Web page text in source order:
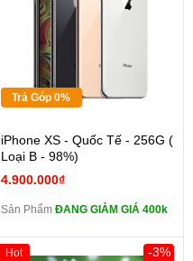
Trả Góp 0%
iPhone XS - Quốc Tế - 256G (
Loại B - 98%)
4.900.000₫
Sản Phẩm ĐANG GIẢM GIÁ 400k
-3%
Hot